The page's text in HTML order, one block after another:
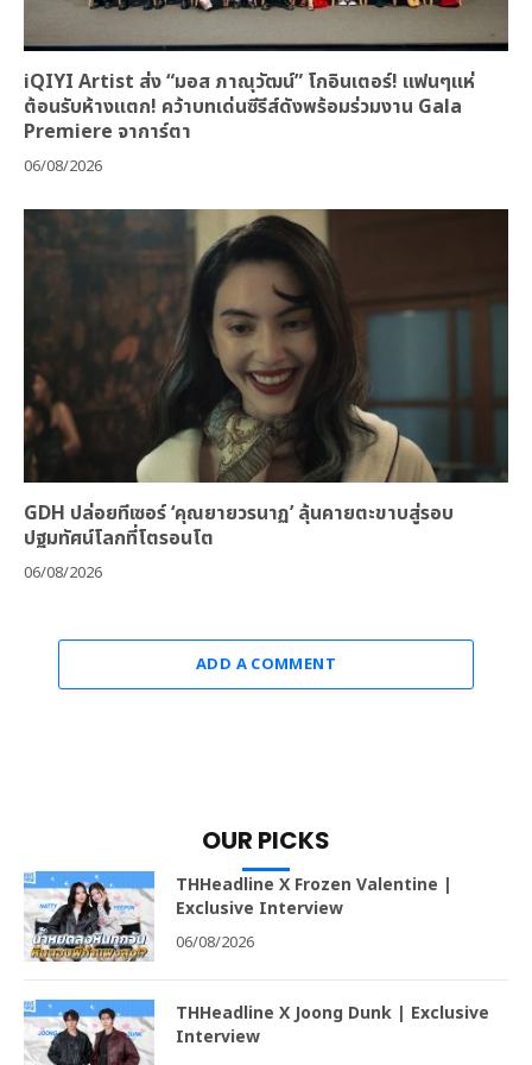
iQIYI Artist ส่ง “มอส ภาณุวัฒน์” โกอินเตอร์! แฟนๆแห่
ต้อนรับห้างแตก! คว้าบทเด่นซีรีส์ดังพร้อมร่วมงาน Gala
Premiere จาการ์ตา
06/08/2026
GDH ปล่อยทีเซอร์ ‘คุณยายวรนาฏ’ ลุ้นคายตะขาบสู่รอบ
ปฐมทัศน์โลกที่โตรอนโต
06/08/2026
ADD A COMMENT
OUR PICKS
THHeadline X Frozen Valentine |
Exclusive Interview
06/08/2026
THHeadline X Joong Dunk | Exclusive
Interview